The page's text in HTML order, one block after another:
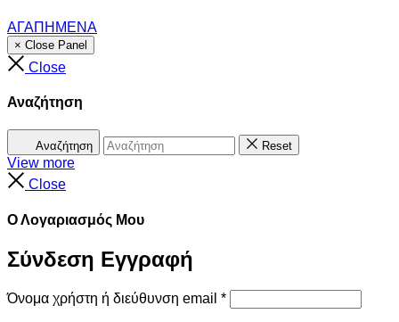
ΑΓΑΠΗΜΕΝΑ
× Close Panel
Close
Αναζήτηση
Αναζήτηση Reset
View more
Close
Ο Λογαριασμός Μου
Σύνδεση Εγγραφή
Όνομα χρήστη ή διεύθυνση email *